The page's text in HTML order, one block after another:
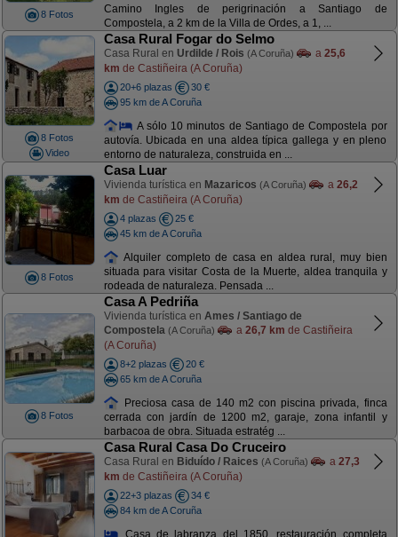
8 Fotos
Camino Ingles de perigrinación a Santiago de
Compostela, a 2 km de la Villa de Ordes, a 1, ...
8 Fotos
Video
Casa Rural Fogar do Selmo
Casa Rural en Urdilde / Rois (A Coruña) a 25,6
km de Castiñeira (A Coruña)
20+6 plazas
30 €
95 km de A Coruña
A sólo 10 minutos de Santiago de Compostela por
autovía. Ubicada en una aldea típica gallega y en pleno
entorno de naturaleza, construida en ...
8 Fotos
Casa Luar
Vivienda turística en Mazaricos (A Coruña) a 26,2
km de Castiñeira (A Coruña)
4 plazas
25 €
45 km de A Coruña
Alquiler completo de casa en aldea rural, muy bien
situada para visitar Costa de la Muerte, aldea tranquila y
rodeada de naturaleza. Pensada ...
8 Fotos
Casa A Pedriña
Vivienda turística en Ames / Santiago de
Compostela (A Coruña) a 26,7 km de Castiñeira
(A Coruña)
8+2 plazas
20 €
65 km de A Coruña
Preciosa casa de 140 m2 con piscina privada, finca
cerrada con jardín de 1200 m2, garaje, zona infantil y
barbacoa de obra. Situada estratég ...
Casa Rural Casa Do Cruceiro
Casa Rural en Biduído / Raices (A Coruña) a 27,3
km de Castiñeira (A Coruña)
22+3 plazas
34 €
84 km de A Coruña
Casa de labranza del 1850, restauración completa